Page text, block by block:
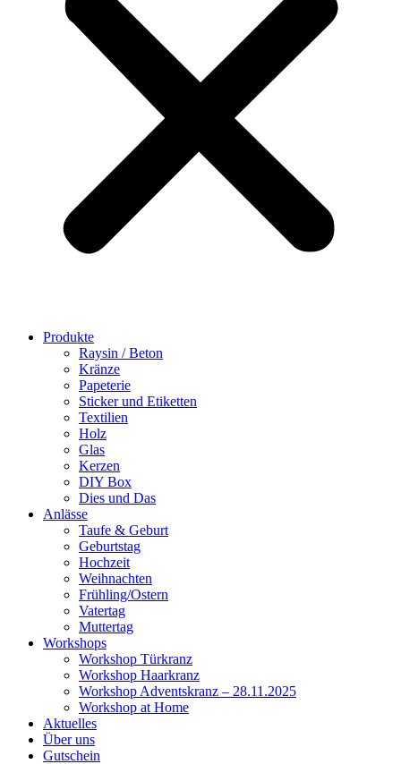
Produkte
Raysin / Beton
Kränze
Papeterie
Sticker und Etiketten
Textilien
Holz
Glas
Kerzen
DIY Box
Dies und Das
Anlässe
Taufe & Geburt
Geburtstag
Hochzeit
Weihnachten
Frühling/Ostern
Vatertag
Muttertag
Workshops
Workshop Türkranz
Workshop Haarkranz
Workshop Adventskranz – 28.11.2025
Workshop at Home
Aktuelles
Über uns
Gutschein